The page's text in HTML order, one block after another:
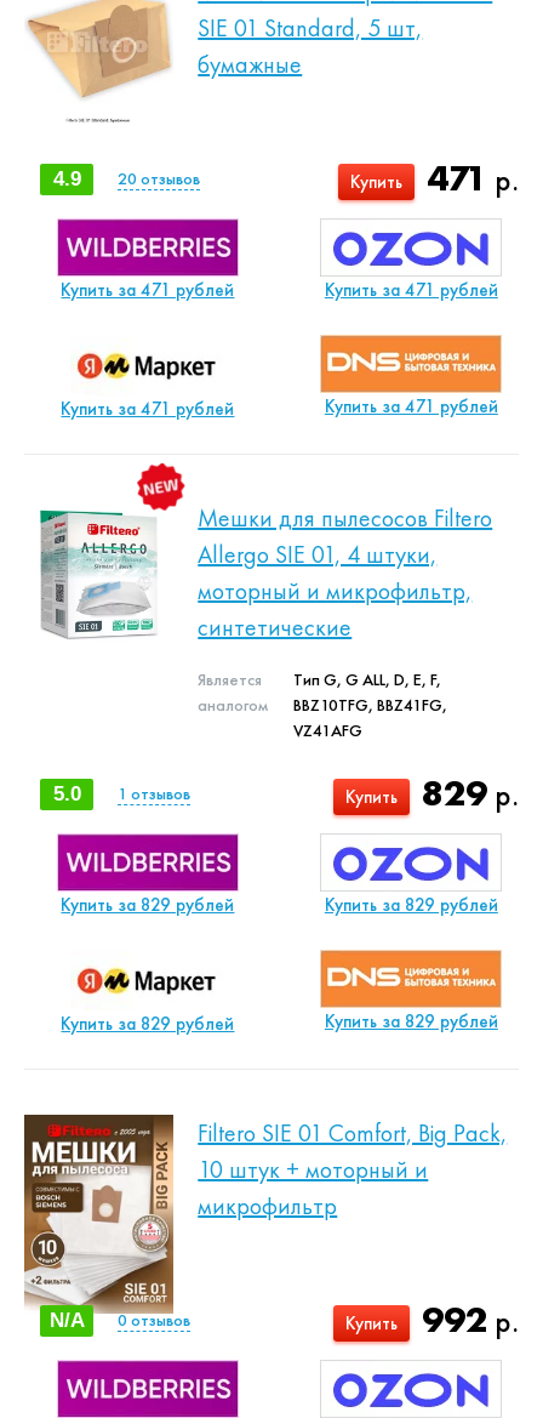
SIE 01 Standard, 5 шт,
бумажные
471 р.
Купить
4.9 20 отзывов
Купить за 471 рублей Купить за 471 рублей
Купить за 471 рублей Купить за 471 рублей
Мешки для пылесосов Filtero
Allergo SIE 01, 4 штуки,
моторный и микрофильтр,
синтетические
Является
аналогом
Тип G, G ALL, D, E, F,
BBZ10TFG, BBZ41FG,
VZ41AFG
829 р.
Купить
5.0 1 отзывов
Купить за 829 рублей Купить за 829 рублей
Купить за 829 рублей Купить за 829 рублей
Filtero SIE 01 Comfort, Big Pack,
10 штук + моторный и
микрофильтр
992 р.
Купить
N/A 0отзывов